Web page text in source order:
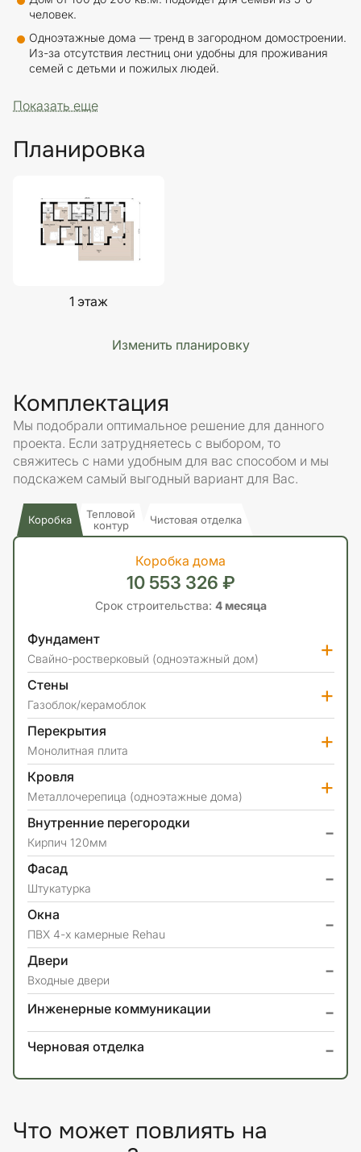
человек.
Одноэтажные дома — тренд в загородном домостроении.
Из-за отсутствия лестниц они удобны для проживания
семей с детьми и пожилых людей.
Показать еще
Планировка
1 этаж
Изменить планировку
Комплектация
Мы подобрали оптимальное решение для данного
проекта. Если затрудняетесь с выбором, то
свяжитесь с нами удобным для вас способом и мы
подскажем самый выгодный вариант для Вас.
Коробка
Тепловой
контур
Чистовая отделка
Коробка дома
10 553 326 ₽
Срок строительства: 4 месяца
Фундамент
Свайно-ростверковый (одноэтажный дом) +
Стены
Газоблок/керамоблок +
Перекрытия
Монолитная плита +
Кровля
Металлочерепица (одноэтажные дома) +
Внутренние перегородки
Кирпич 120мм -
Фасад
Штукатурка -
Окна
ПВХ 4-х камерные Rehau -
Двери
Входные двери -
Инженерные коммуникации -
Черновая отделка -
Что может повлиять на